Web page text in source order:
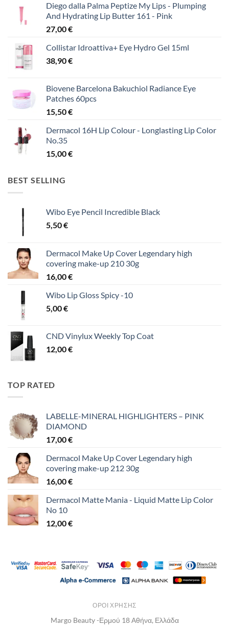
Diego dalla Palma Peptize My Lips - Plumping
And Hydrating Lip Butter 161 - Pink
27,00€
Collistar Idroattiva+ Eye Hydro Gel 15ml
38,90€
Biovene Barcelona Bakuchiol Radiance Eye
Patches 60pcs
15,50€
Dermacol 16H Lip Colour - Longlasting Lip Color
No.35
15,00€
BEST SELLING
Wibo Eye Pencil Incredible Black
5,50€
Dermacol Make Up Cover Legendary high
covering make-up 210 30g
16,00€
Wibo Lip Gloss Spicy -10
5,00€
CND Vinylux Weekly Top Coat
12,00€
TOP RATED
LABELLE-MINERAL HIGHLIGHTERS – PINK
DIAMOND
17,00€
Dermacol Make Up Cover Legendary high
covering make-up 212 30g
16,00€
Dermacol Matte Mania - Liquid Matte Lip Color
No 10
12,00€
ΌΡΟΙ ΧΡΉΣΗΣ
Margo Beauty -Ερμού 18 Αθήνα, Ελλάδα